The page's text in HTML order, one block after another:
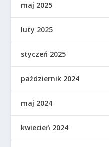
maj 2025
luty 2025
styczeń 2025
październik 2024
maj 2024
kwiecień 2024